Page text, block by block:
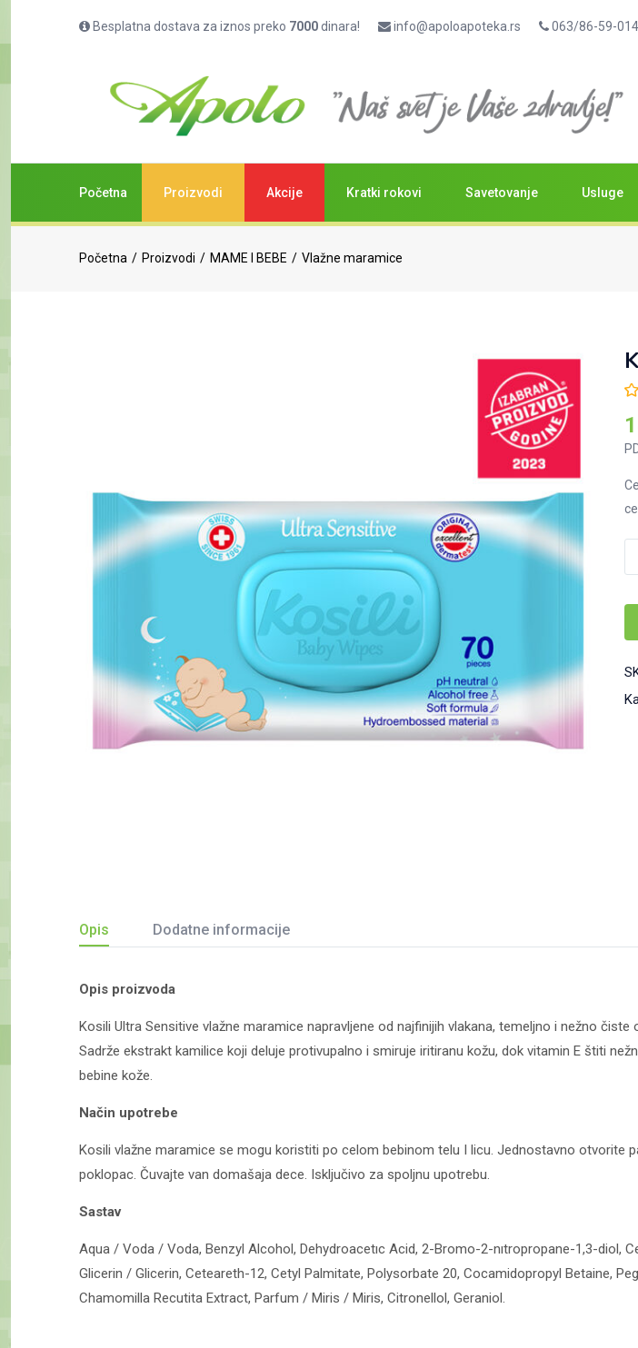
Besplatna dostava za iznos preko 7000dinara! info@apoloapoteka.rs 063/86-59-014
Početna Proizvodi Akcije Kratki rokovi Savetovanje Usluge
Početna Proizvodi MAME I BEBE Vlažne maramice
Opis Dodatne informacije
Opis proizvoda
Kosili Ultra Sensitive vlažne maramice napravljene od najfinijih vlakana, temeljno i nežno
Sadrže ekstrakt kamilice koji deluje protivupalno i smiruje iritiranu kožu, dok vitamin E štiti
bebine kože.
Način upotrebe
Kosili vlažne maramice se mogu koristiti po celom bebinom telu I licu. Jednostavno otvorite
poklopac. Čuvajte van domašaja dece. Isključivo za spoljnu upotrebu.
Sastav
Aqua / Voda / Voda, Benzyl Alcohol, Dehydroacetıc Acid, 2-Bromo-2-nıtropropane-1,3-diol,
Glicerin / Glicerin, Ceteareth-12, Cetyl Palmitate, Polysorbate 20, Cocamidopropyl Betaine,
Chamomilla Recutita Extract, Parfum / Miris / Miris, Citronellol, Geraniol.